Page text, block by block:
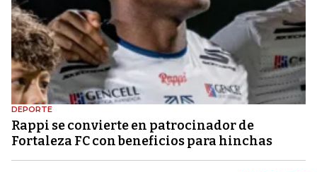
DEPORTE
Rappi se convierte en patrocinador de
Fortaleza FC con beneficios para hinchas